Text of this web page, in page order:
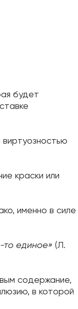
будет
краски или
именно в силе
то единое» (Л.
содержание,
в которой